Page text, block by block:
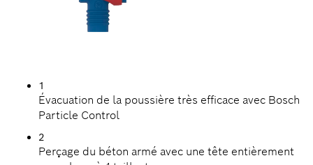
1
Évacuation de la poussière très efficace avec Bosch
Particle Control
2
Perçage du béton armé avec une tête entièrement